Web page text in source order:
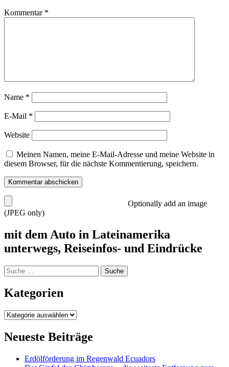
Kommentar *
Name *
E-Mail *
Website
Meinen Namen, meine E-Mail-Adresse und meine Website in
diesem Browser, für die nächste Kommentierung, speichern.
Optionally add an image
(JPEG only)
mit dem Auto in Lateinamerika
unterwegs, Reiseinfos- und Eindrücke
Suche
nach:
Kategorien
Kategorien
Neueste Beiträge
Erdölförderung im Regenwald Ecuadors